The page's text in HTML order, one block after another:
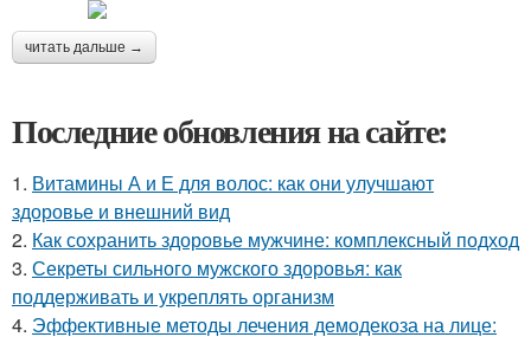
читать дальше →
Последние обновления на сайте:
1. Витамины А и Е для волос: как они улучшают
здоровье и внешний вид
2. Как сохранить здоровье мужчине: комплексный подход
3. Секреты сильного мужского здоровья: как
поддерживать и укреплять организм
4. Эффективные методы лечения демодекоза на лице: